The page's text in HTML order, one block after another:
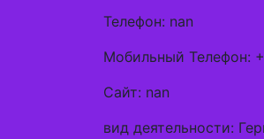
Телефон: nan
Мобильный Телефон:
Сайт: nan
вид деятельности: